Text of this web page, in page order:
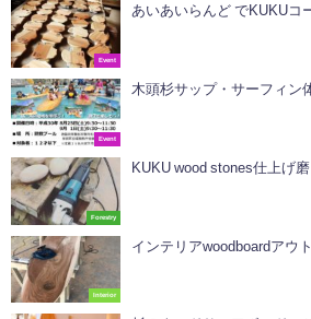
Event
あいあいらんど でKUKUコ
Event
木頭杉サップ・サーフィ
Forestry
KUKU wood stones仕上げ
Interior
インテリアwoodboardアウ